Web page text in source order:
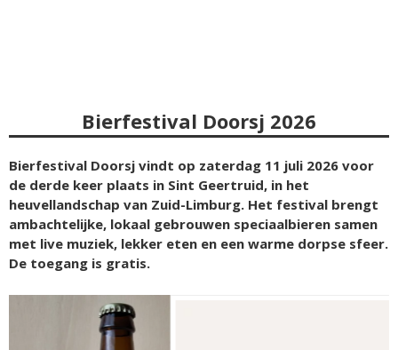
Bierfestival Doorsj 2026
Bierfestival Doorsj vindt op zaterdag 11 juli 2026 voor
de derde keer plaats in Sint Geertruid, in het
heuvellandschap van Zuid-Limburg. Het festival brengt
ambachtelijke, lokaal gebrouwen speciaalbieren samen
met live muziek, lekker eten en een warme dorpse sfeer.
De toegang is gratis.